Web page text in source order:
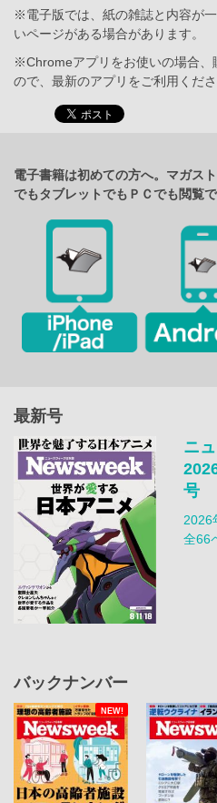
※電子版では、紙の雑誌と内容が
いページがある場合があります。
※Chromeアプリをお使いの場合、
ので、最新のアプリをご利用くださ
電子書籍は初めての方へ。マガス
でもタブレットでもＰＣでも閲覧で
最新号
ニ
号
2026
全66
バックナンバー
NEW!